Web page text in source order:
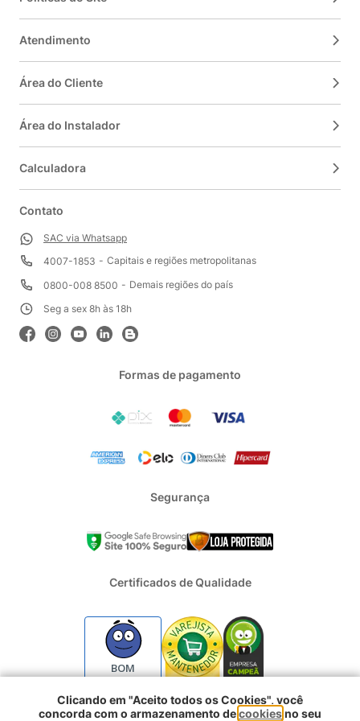
Climatização Profissional ao Seu Alcance
Dê o próximo passo para um ambiente perfeitamente
climatizado! Explore nossa seleção de
compare os modelos e as funcionalidades.
Atendimento
Área do Cliente
Área do Instalador
Calculadora
Contato
SAC via Whatsapp
4007-1853
Capitais e regiões metropolitanas
0800-008 8500
Demais regiões do país
Seg a sex 8h às 18h
Formas de pagamento
Segurança
Certificados de Qualidade
BOM
Clicando em "Aceito todos os Cookies", você
concorda com o armazenamento decookiesno seu